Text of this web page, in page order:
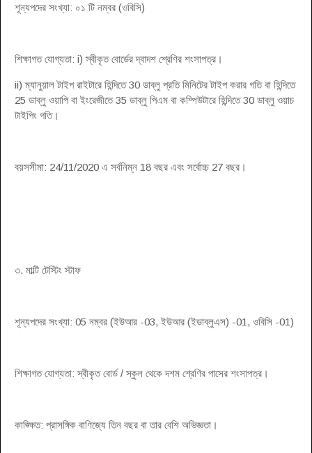
শূন্যপদের সংখ্যা: ০১ টি নম্বর (ওবিসি)
শিক্ষাগত যোগ্যতা: i) স্বীকৃত বোর্ডের দ্বাদশ শ্রেণির শংসাপত্র।
ii) ম্যানুয়াল টাইপ রাইটারে হিন্দিতে 30 ডাব্লু প্রতি মিনিটের টাইপ করার গতি বা হিন্দিতে
25 ডাব্লু ওয়াপি বা ইংরেজীতে 35 ডাব্লু পিএম বা কম্পিউটারে হিন্দিতে 30 ডাব্লু ওয়াচ
টাইপিং গতি।
বয়সসীমা: 24/11/2020 এ সর্বনিম্ন 18 বছর এবং সর্বোচ্চ 27 বছর।
৩. মাল্টি টেস্টিং স্টাফ
শূন্যপদের সংখ্যা: 05 নম্বর (ইউআর -03, ইউআর (ইডাব্লুএস) -01, ওবিসি -01)
শিক্ষাগত যোগ্যতা: স্বীকৃত বোর্ড / স্কুল থেকে দশম শ্রেণির পাসের শংসাপত্র।
কাঙ্ক্ষিত: প্রাসঙ্গিক বাণিজ্যে তিন বছর বা তার বেশি অভিজ্ঞতা।